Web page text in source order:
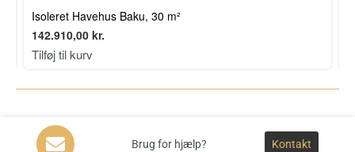
Isoleret Havehus Baku, 30 m²
142.910,00 kr.
Tilføj til kurv
Brug for hjælp? Kontakt